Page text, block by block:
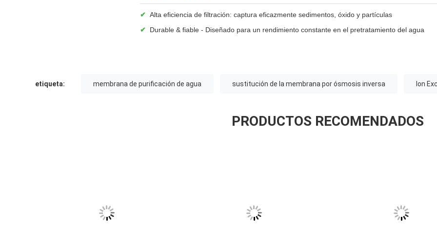
✔ Alta eficiencia de filtración: captura eficazmente sedimentos, óxido y partículas
✔
Durable & fiable - Diseñado para un rendimiento constante en el pretratamiento del agua
etiqueta: membrana de purificación de agua sustitución de la membrana por ósmosis inversa Ion
PRODUCTOS RECOMENDADOS